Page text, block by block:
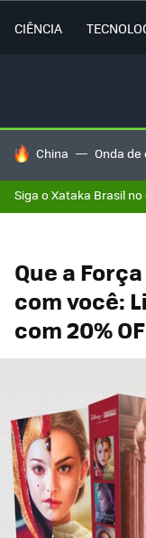
CIÊNCIA
TENDÊNCIAS DO
China Onda de
Siga o Xataka Brasil
Que a
com você:
com 20%